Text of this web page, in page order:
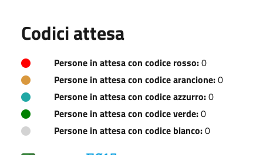
Codici attesa
Persone in attesa con codice rosso:0
Persone in attesa con codice arancione:0
Persone in attesa con codice azzurro:0
Persone in attesa con codice verde:0
Persone in attesa con codice bianco:0